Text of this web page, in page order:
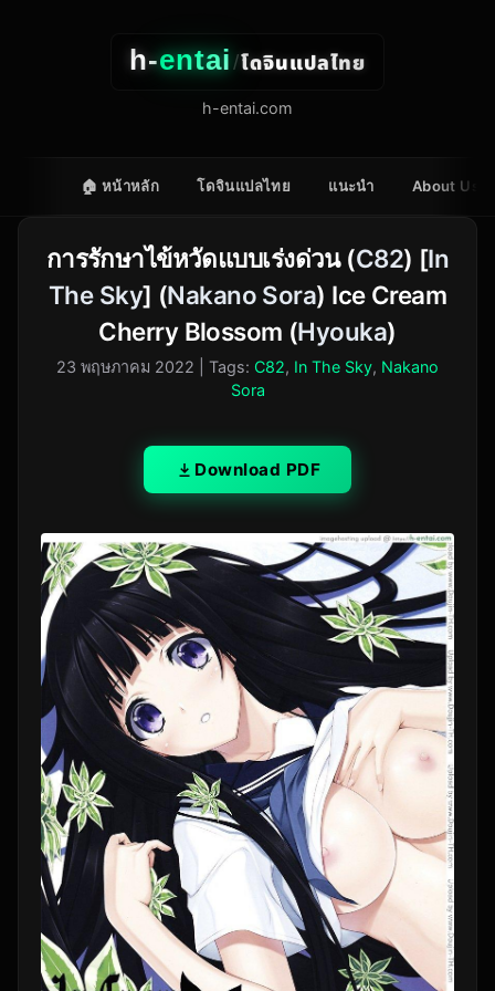
h-entai/โดจินแปลไทย
h-entai.com
🏠 หน้าหลัก โดจินแปลไทย แนะนำ About Us
การรักษาไข้หวัดแบบเร่งด่วน (C82) [In
The Sky] (Nakano Sora) Ice Cream
Cherry Blossom (Hyouka)
23 พฤษภาคม 2022 | Tags: C82, In The Sky, Nakano
Sora
Download PDF